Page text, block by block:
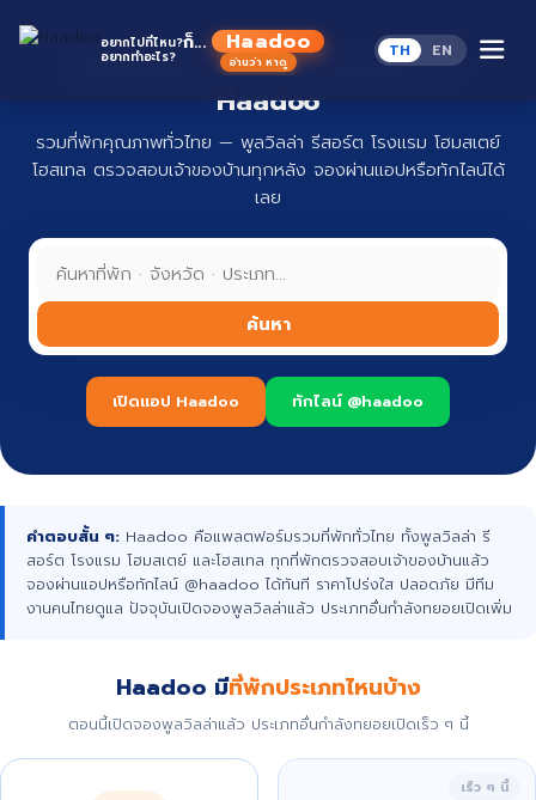
อยากไปที่ไหน?
อยากทำอะไร?
ก็... Haadoo
อ่านว่า หาดู
TH EN
ที่พักทั่วไทย จองง่าย ปลอดภัย กับ
Haadoo
รวมที่พักคุณภาพทั่วไทย — พูลวิลล่า รีสอร์ต โรงแรม โฮมสเตย์
โฮสเทล ตรวจสอบเจ้าของบ้านทุกหลัง จองผ่านแอปหรือทักไลน์ได้
เลย
ค้นหา
เปิดแอป Haadoo ทักไลน์ @haadoo
คำตอบสั้น ๆ: Haadoo คือแพลตฟอร์มรวมที่พักทั่วไทย ทั้งพูลวิลล่า รี
สอร์ต โรงแรม โฮมสเตย์ และโฮสเทล ทุกที่พักตรวจสอบเจ้าของบ้านแล้ว
จองผ่านแอปหรือทักไลน์ @haadoo ได้ทันที ราคาโปร่งใส ปลอดภัย มีทีม
งานคนไทยดูแล ปัจจุบันเปิดจองพูลวิลล่าแล้ว ประเภทอื่นกำลังทยอยเปิดเพิ่ม
Haadoo มีที่พักประเภทไหนบ้าง
ตอนนี้เปิดจองพูลวิลล่าแล้ว ประเภทอื่นกำลังทยอยเปิดเร็ว ๆ นี้
เร็ว ๆ นี้